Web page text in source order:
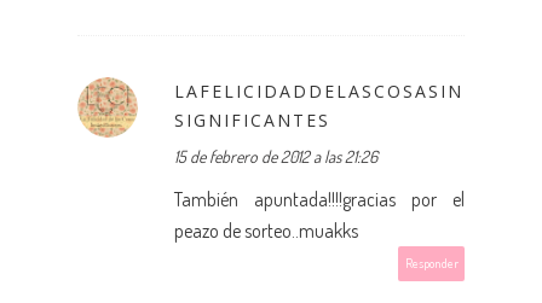
LAFELICIDADDELASCOSASIN
SIGNIFICANTES
15 de febrero de 2012 a las 21:26
También apuntada!!!!gracias por el
peazo de sorteo..muakks
Responder